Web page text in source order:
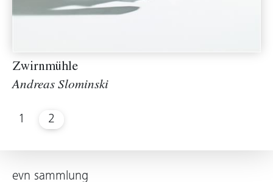
Zwirnmühle
Andreas Slominski
1 2
evn sammlung